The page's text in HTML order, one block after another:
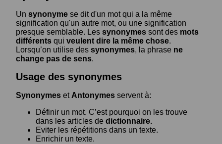
Un synonyme se dit d'un mot qui a la même
signification qu'un autre mot, ou une signification
presque semblable. Les synonymes sont des mots
différents qui veulent dire la même chose.
Lorsqu’on utilise des synonymes, la phrase ne
change pas de sens.
Usage des synonymes
Synonymes et Antonymes servent à:
Définir un mot. C’est pourquoi on les trouve
dans les articles de dictionnaire.
Eviter les répétitions dans un texte.
Enrichir un texte.